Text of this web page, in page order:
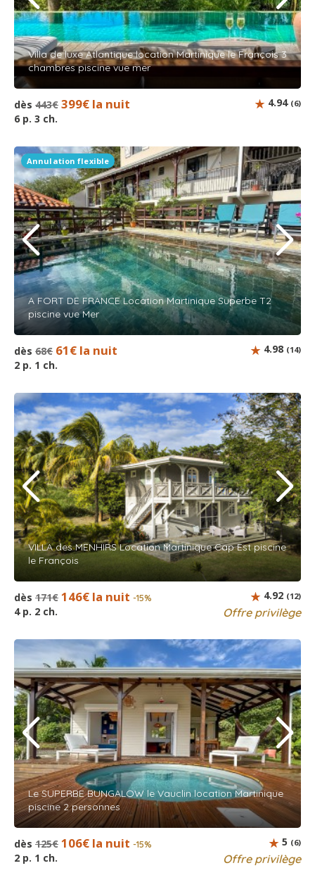
Villa de luxe Atlantique location Martinique le François 3
chambres piscine vue mer
dès 443€ 399€ la nuit
6 p. 3 ch.
4.94 (6)
Annulation flexible
A FORT DE FRANCE Location Martinique Superbe T2
piscine vue Mer
dès 68€ 61€ la nuit
2 p. 1 ch.
4.98 (14)
VILLA des MENHIRS Location Martinique Cap Est piscine
le François
dès 171€ 146€ la nuit -15%
4 p. 2 ch. Offre privilège
4.92 (12)
Le SUPERBE BUNGALOW le Vauclin location Martinique
piscine 2 personnes
dès 125€ 106€ la nuit -15%
2 p. 1 ch. Offre privilège
5 (6)